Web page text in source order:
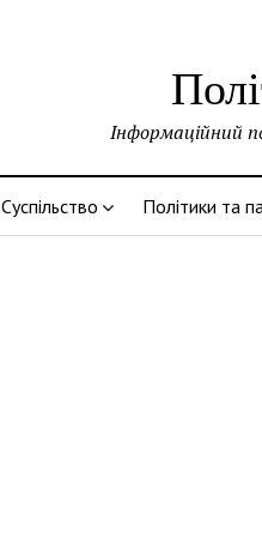
Інформаційний
Суспільство Політики та